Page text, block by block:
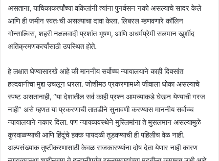
असताना, याचिकाकर्त्यांच्या वकिलांनी त्यांना पुनर्वसन नको असल्याचे सादर केले
आणि ही जमीन स्वतःची असल्याचा दावा केला. लिबरल म्हणवणारे कॉलिन
गोन्साल्विस, शहरी नक्षलवादी प्रशांत भूषण, आणि अधर्मप्रेमी सलमान खुर्शीद
अतिक्रमणकर्त्यांसाठी उपस्थित होते.
हे लक्षात घेण्यासारखे आहे की माननीय सर्वोच्च न्यायालयाने काही दिवसांत
हल्दवानीचा मुद्दा उचलून धरला. जोशीमठ प्रकरणामध्ये जीवाला धोका असल्याचे
स्पष्ट असतानाही, “या देशातील सर्व काही प्रश्न आमच्याकडे घेऊन येण्याची गरज
नाही” असे म्हणत या प्रकरणाची तातडीने सुनावणी करण्यास माननीय सर्वोच्च
न्यायालयाने नकार दिला. पण न्यायव्यवस्थेने मुस्लिमांना ते मुसलमान असल्यामुळे
कुरवाळण्याची आणि हिंदूंचे हक्क पायदळी तुडवण्याची ही पहिलीच वेळ नाही.
अल्पसंख्याक तुष्टीकरणासाठी केवळ राजकारण्यांना दोष देता येणार नाही कारण